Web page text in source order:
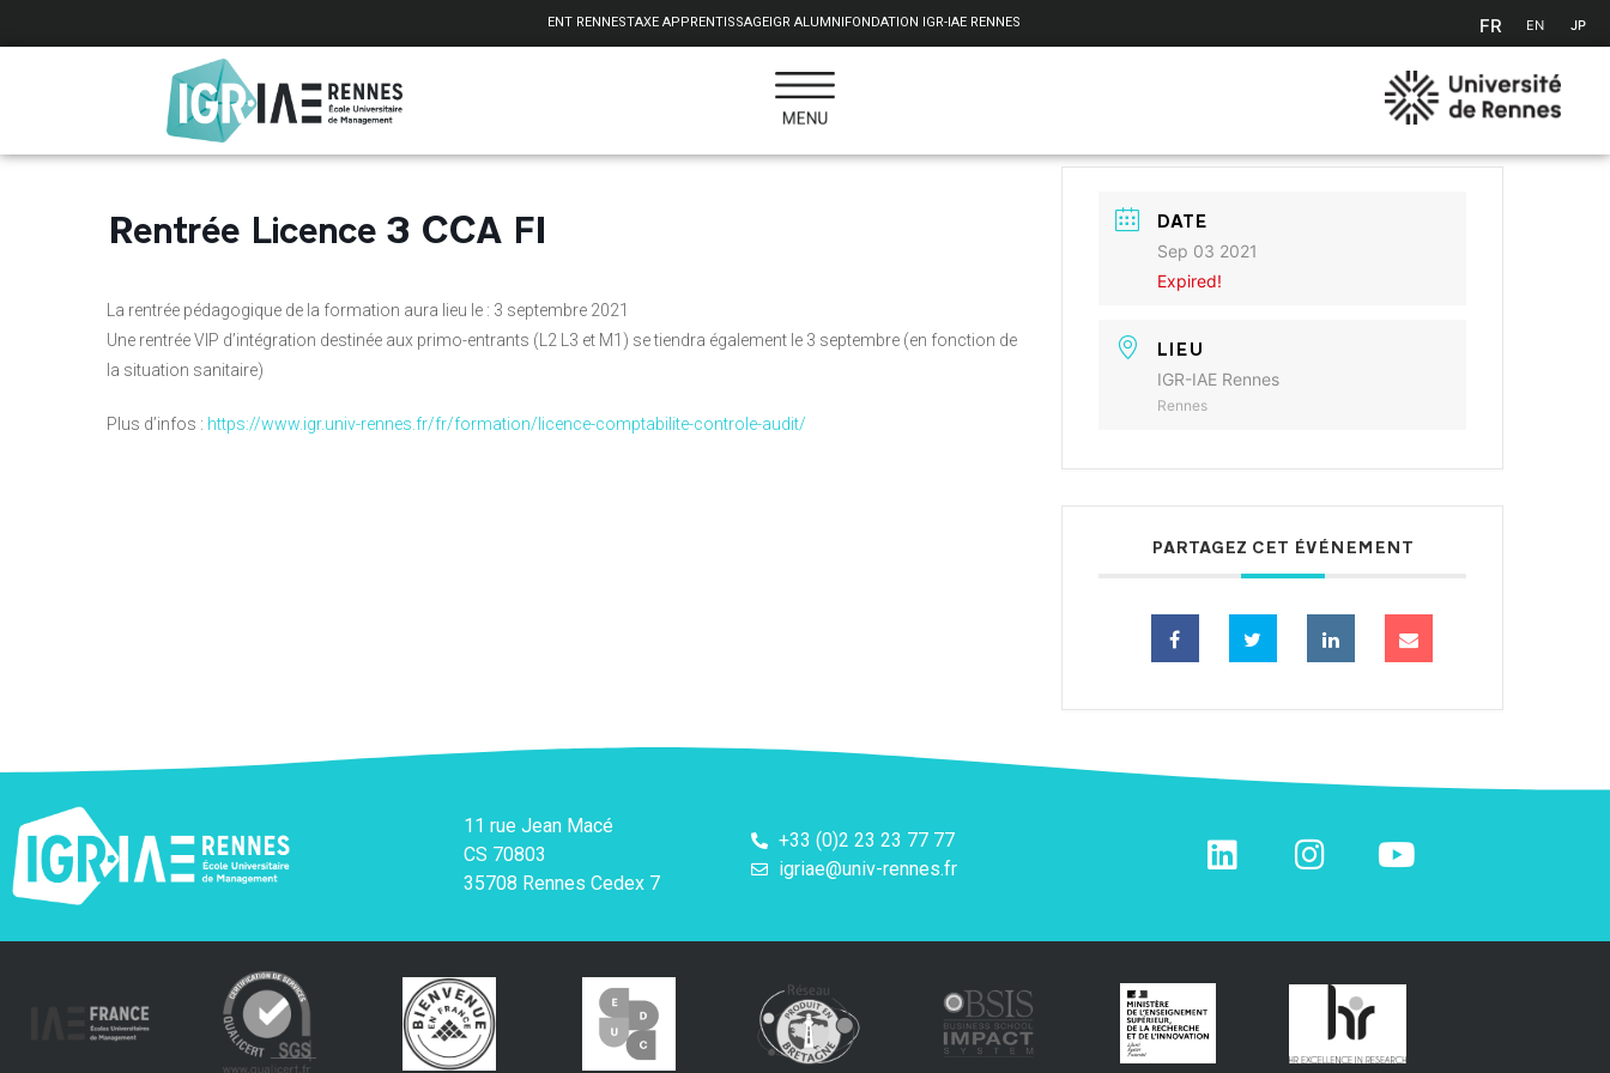
ENT RENNESTAXE APPRENTISSAGEIGR ALUMNI FONDATION IGR-IAE RENNES FR EN JP
Rentrée Licence 3 CCA FI
La rentrée pédagogique de la formation aura lieu le : 3 septembre 2021
Une rentrée VIP d’intégration destinée aux primo-entrants (L2 L3 et M1) se tiendra également le 3 septembre (en fonction de
la situation sanitaire)
Plus d’infos : https://www.igr.univ-rennes.fr/fr/formation/licence-comptabilite-controle-audit/
DATE
Sep 03 2021
Expired!
LIEU
IGR-IAE Rennes
Rennes
PARTAGEZ CET ÉVÉNEMENT
11 rue Jean Macé
CS 70803
35708 Rennes Cedex 7
+33 (0)2 23 23 77 77
igriae@univ-rennes.fr